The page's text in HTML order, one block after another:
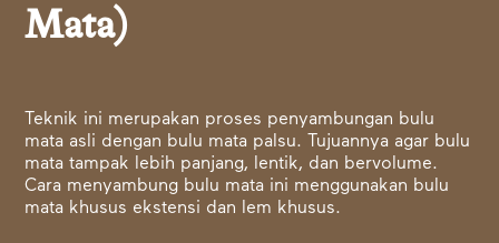
Mata)
Teknik ini merupakan proses penyambungan bulu
mata asli dengan bulu mata palsu. Tujuannya agar bulu
mata tampak lebih panjang, lentik, dan bervolume.
Cara menyambung bulu mata ini menggunakan bulu
mata khusus ekstensi dan lem khusus.